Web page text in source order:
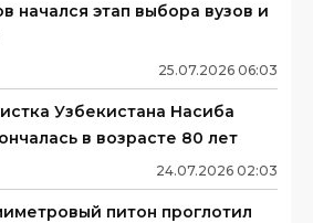
начался этап выбора вузов и
25.07.2026 06:03
Узбекистана Насиба
в возрасте 80 лет
24.07.2026 02:03
питон проглотил